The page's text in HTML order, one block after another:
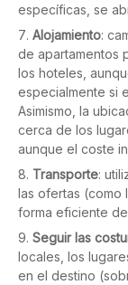
específicas, se
Alojamiento:
de apartamentos
los hoteles,
especialmente si
Asimismo, la
cerca de los
aunque el coste
Transporte:
las ofertas (como
forma eficiente
Seguir las
locales, los
en el destino